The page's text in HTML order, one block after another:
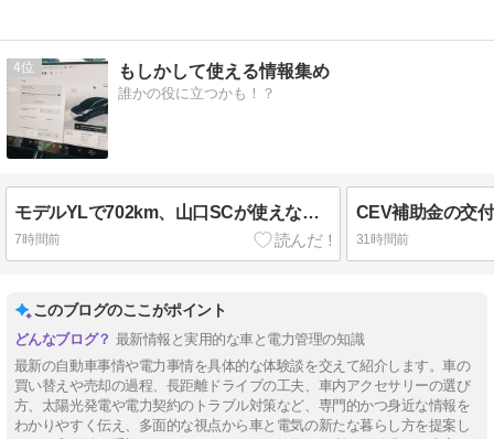
4 もしかして使える情報集め
誰かの役に立つかも！？
モデルYLで702km、山口SCが使えなくなった｜九州旅行1日目
7時間前 31時間前
このブログのここがポイント
最新情報と実用的な車と電力管理の知識
最新の自動車事情や電力事情を具体的な体験談を交えて紹介します。車の
買い替えや売却の過程、長距離ドライブの工夫、車内アクセサリーの選び
方、太陽光発電や電力契約のトラブル対策など、専門的かつ身近な情報を
わかりやすく伝え、多面的な視点から車と電気の新たな暮らし方を提案し